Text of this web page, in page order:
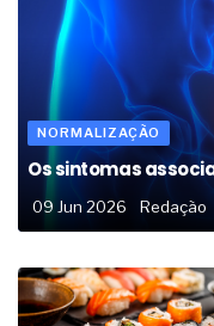
NORMALIZAÇÃO
Os sintomas
09 Jun 2026 Redação